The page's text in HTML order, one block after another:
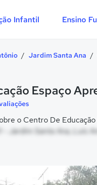
Infantil Ensino
/ Jardim Santa Ana /
Espaço
o Centro De
Jardim Santa Ana, Luís